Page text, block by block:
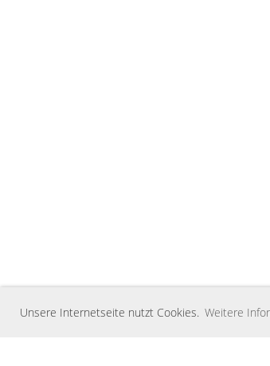
Unsere Internetseite nutzt Cookies. Weitere